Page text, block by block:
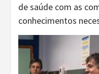
de saúde com as
conhecimentos